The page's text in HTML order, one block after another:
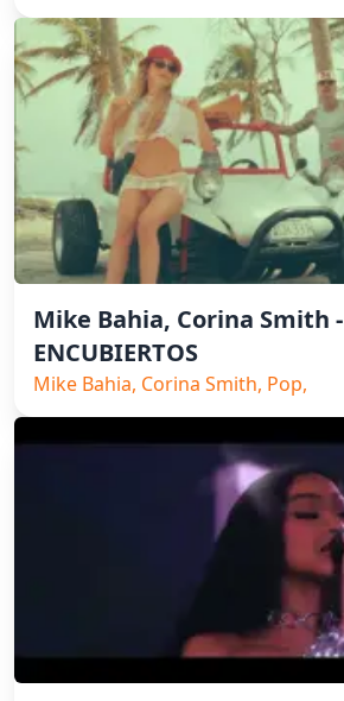
Mike Bahia, Corina Smith -
ENCUBIERTOS
Mike Bahia, Corina Smith, Pop,
Spain Music, 2026